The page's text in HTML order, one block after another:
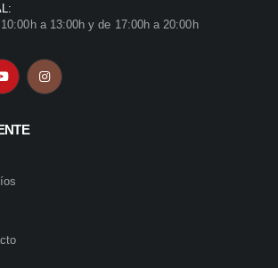
a 13:00h y de 17:00h a 20:00h